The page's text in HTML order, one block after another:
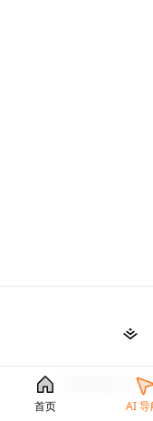
首页 AI 导
Copyright ©